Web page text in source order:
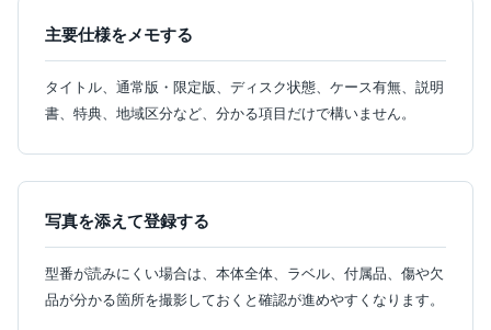
主要仕様をメモする
タイトル、通常版・限定版、ディスク状態、ケース有無、説明
書、特典、地域区分など、分かる項目だけで構いません。
写真を添えて登録する
型番が読みにくい場合は、本体全体、ラベル、付属品、傷や欠
品が分かる箇所を撮影しておくと確認が進めやすくなります。